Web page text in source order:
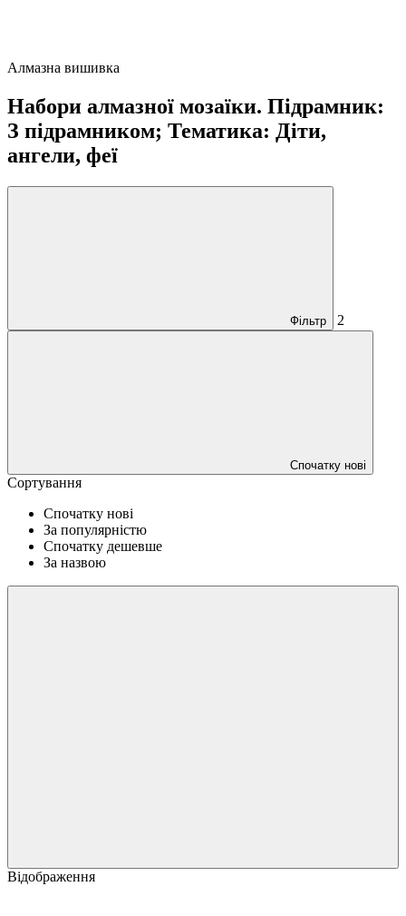
Алмазна вишивка
Набори алмазної мозаїки. Підрамник:
З підрамником; Тематика: Діти,
ангели, феї
Фільтр 2
Спочатку нові
Сортування
Спочатку нові
За популярністю
Спочатку дешевше
За назвою
Відображення